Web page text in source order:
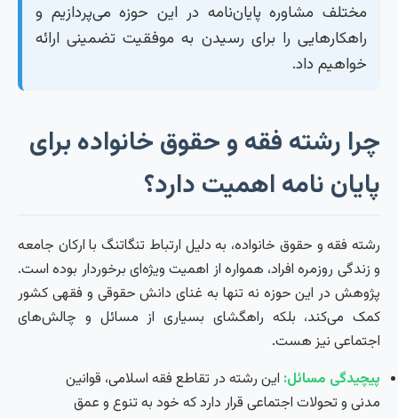
مختلف مشاوره پایان‌نامه در این حوزه می‌پردازیم و
راهکارهایی را برای رسیدن به موفقیت تضمینی ارائه
خواهیم داد.
چرا رشته فقه و حقوق خانواده برای
پایان نامه اهمیت دارد؟
رشته فقه و حقوق خانواده، به دلیل ارتباط تنگاتنگ با ارکان جامعه
و زندگی روزمره افراد، همواره از اهمیت ویژه‌ای برخوردار بوده است.
پژوهش در این حوزه نه تنها به غنای دانش حقوقی و فقهی کشور
کمک می‌کند، بلکه راهگشای بسیاری از مسائل و چالش‌های
اجتماعی نیز هست.
پیچیدگی مسائل: این رشته در تقاطع فقه اسلامی، قوانین
مدنی و تحولات اجتماعی قرار دارد که خود به تنوع و عمق